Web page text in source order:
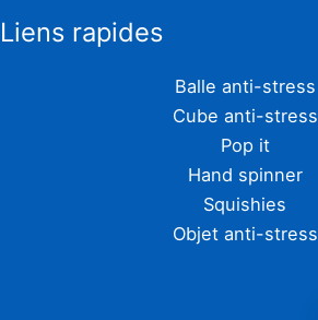
Liens rapides
Balle anti-stress
Cube anti-stress
Pop it
Hand spinner
Squishies
Objet anti-stress